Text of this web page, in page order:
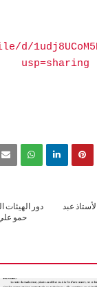
usp=sharing
دور الهيئات
حمو
عبد